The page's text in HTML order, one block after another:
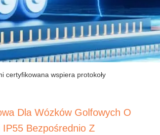
certyfikowana wspiera protokoły
Dla Wózków Golfowych O
IP55 Bezpośrednio Z